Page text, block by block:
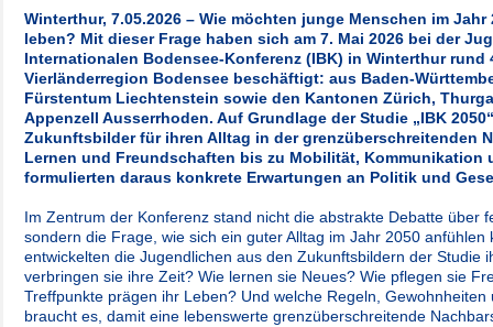
Winterthur, 7.05.2026 – Wie möchten junge Menschen im
leben? Mit dieser Frage haben sich am 7. Mai 2026 bei der
Internationalen Bodensee-Konferenz (IBK) in Winterthur rund
Vierländerregion Bodensee beschäftigt: aus Baden-
Fürstentum Liechtenstein sowie den Kantonen Zürich,
Appenzell Ausserrhoden. Auf Grundlage der Studie „IBK
Zukunftsbilder für ihren Alltag in der grenzüberschreitenden
Lernen und Freundschaften bis zu Mobilität, Kommunikation
formulierten daraus konkrete Erwartungen an Politik und
Im Zentrum der Konferenz stand nicht die abstrakte Debatte über
sondern die Frage, wie sich ein guter Alltag im Jahr 2050 anfühlen
entwickelten die Jugendlichen aus den Zukunftsbildern der Studie
verbringen sie ihre Zeit? Wie lernen sie Neues? Wie pflegen sie
Treffpunkte prägen ihr Leben? Und welche Regeln,
braucht es, damit eine lebenswerte grenzüberschreitende